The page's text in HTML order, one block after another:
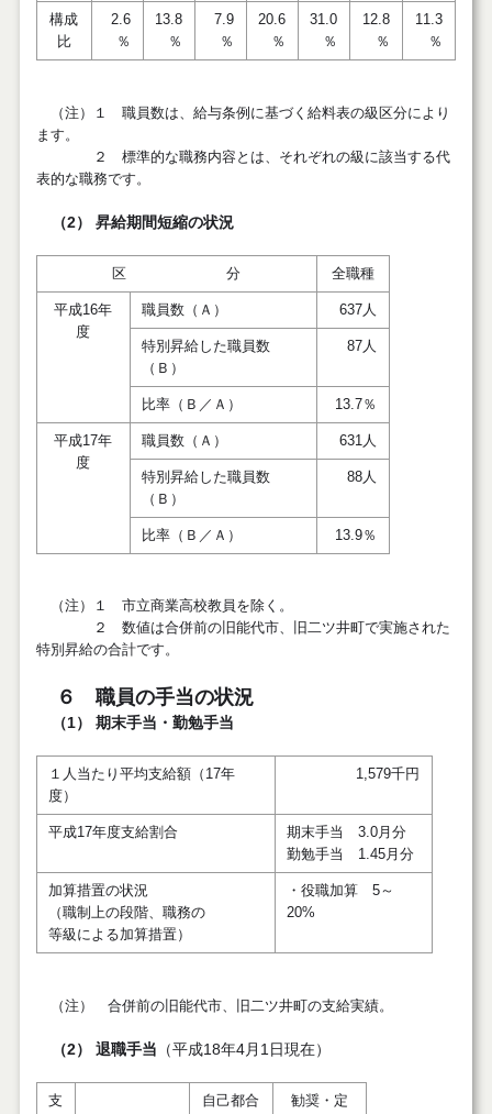
構成
比
2.6
％
13.8
％
7.9
％
20.6
％
31.0
％
12.8
％
11.3
％
（注）１ 職員数は、給与条例に基づく給料表の級区分により
ます。
２ 標準的な職務内容とは、それぞれの級に該当する代
表的な職務です。
（2） 昇給期間短縮の状況
区 分 全職種
平成16年
度
職員数（Ａ） 637人
特別昇給した職員数
（Ｂ）
87人
比率（Ｂ／Ａ） 13.7％
平成17年
度
職員数（Ａ） 631人
特別昇給した職員数
（Ｂ）
88人
比率（Ｂ／Ａ） 13.9％
（注）１ 市立商業高校教員を除く。
２ 数値は合併前の旧能代市、旧二ツ井町で実施された
特別昇給の合計です。
６ 職員の手当の状況
（1） 期末手当・勤勉手当
１人当たり平均支給額（17年
度）
1,579千円
平成17年度支給割合
期末手当 3.0月分
勤勉手当 1.45月分
加算措置の状況
（職制上の段階、職務の
等級による加算措置）
・役職加算 5～
20%
（注） 合併前の旧能代市、旧二ツ井町の支給実績。
（2） 退職手当 （平成18年4月1日現在）
支
自己都合
勧奨・定